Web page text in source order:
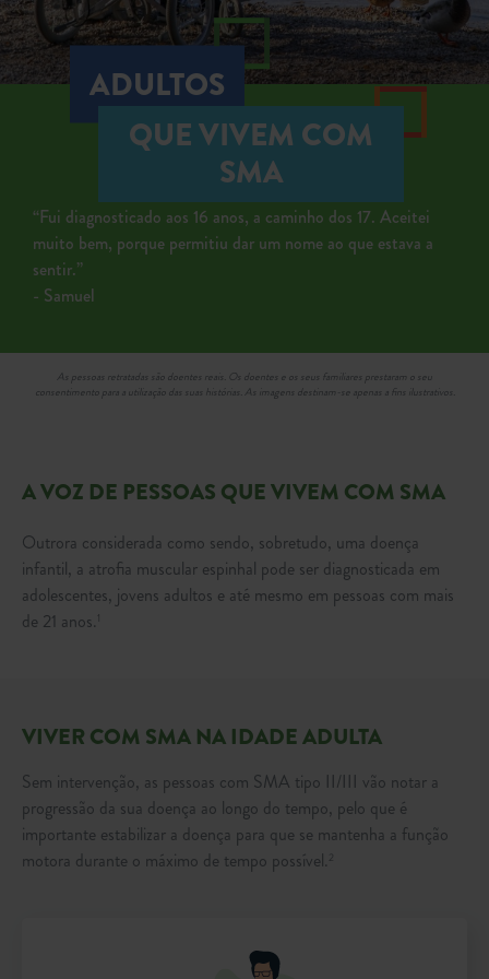
ADULTOS
QUE VIVEM COM
SMA
“Fui diagnosticado aos 16 anos, a caminho dos 17. Aceitei
muito bem, porque permitiu dar um nome ao que estava a
sentir.”
- Samuel
As pessoas retratadas são doentes reais. Os doentes e os seus familiares prestaram o seu
consentimento para a utilização das suas histórias. As imagens destinam-se apenas a fins ilustrativos.
A VOZ DE PESSOAS QUE VIVEM COM SMA
Outrora considerada como sendo, sobretudo, uma doença
infantil, a atrofia muscular espinhal pode ser diagnosticada em
adolescentes, jovens adultos e até mesmo em pessoas com mais
de 21 anos. 1
VIVER COM SMA NA IDADE ADULTA
Sem intervenção, as pessoas com SMA tipo II/III vão notar a
progressão da sua doença ao longo do tempo, pelo que é
importante estabilizar a doença para que se mantenha a função
motora durante o máximo de tempo possível. 2